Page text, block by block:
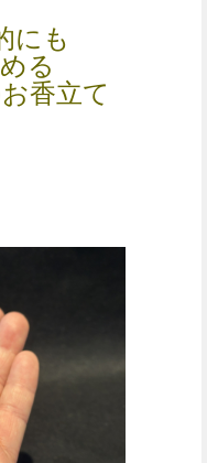
にも
る
香立て